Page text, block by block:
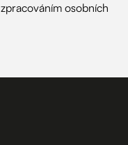
zpracováním osobních